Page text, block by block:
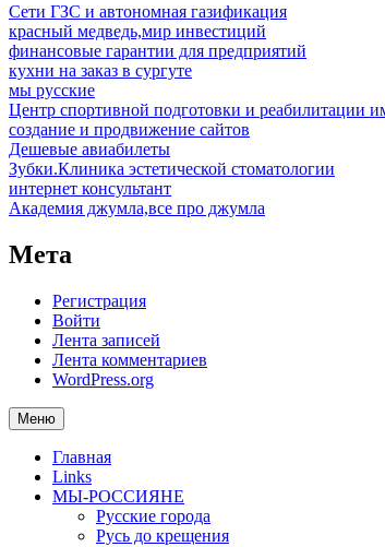
Сети ГЗС и автономная газификация
красный медведь,мир инвестиций
финансовые гарантии для предприятий
кухни на заказ в сургуте
мы русские
Центр спортивной подготовки и реабилитации
создание и продвижение сайтов
Дешевые авиабилеты
Зубки.Клиника эстетической стоматологии
интернет консультант
Академия джумла,все про джумла
Мета
Регистрация
Войти
Лента записей
Лента комментариев
WordPress.org
Меню
Главная
Links
МЫ-РОССИЯНЕ
Русские города
Русь до крещения